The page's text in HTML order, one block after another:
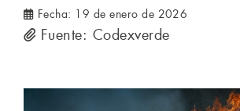
Fecha: 19 de enero de 2026
Fuente: Codexverde